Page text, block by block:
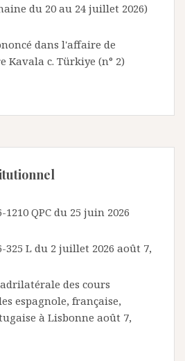
du 20 au 24 juillet 2026)
dans l'affaire de
Kavala c. Türkiye (n° 2)
1210 QPC du 25 juin 2026
325 L du 2 juillet 2026 août 7,
des cours
espagnole, française,
à Lisbonne août 7,